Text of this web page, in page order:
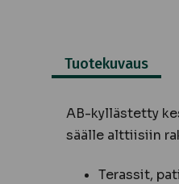
Tuotekuvaus
AB-kyllästetty
säälle alttiisiin
Terassit,